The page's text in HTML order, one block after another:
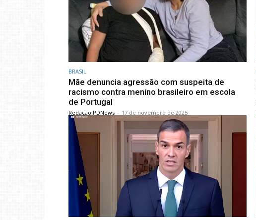
BRASIL
Mãe denuncia agressão com suspeita de
racismo contra menino brasileiro em escola
de Portugal
Redação PDNews - 17 de novembro de 2025